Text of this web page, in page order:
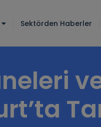
Sektörden Haberler